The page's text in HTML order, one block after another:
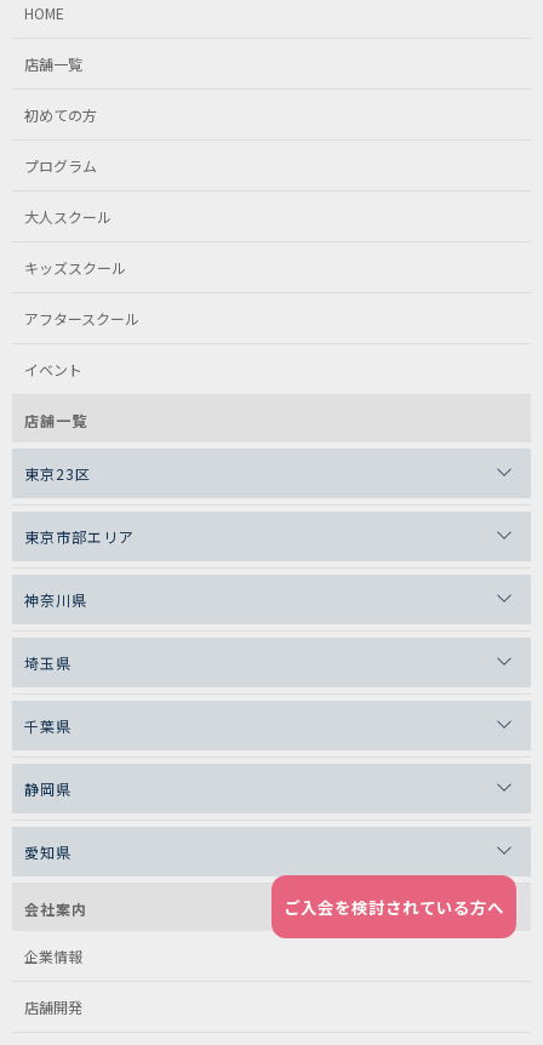
ご入会を検討されている方へ
HOME
店舗一覧
初めての方
プログラム
大人スクール
キッズスクール
アフタースクール
イベント
店舗一覧
東京23区
東京市部エリア
神奈川県
埼玉県
千葉県
静岡県
愛知県
会社案内
企業情報
店舗開発